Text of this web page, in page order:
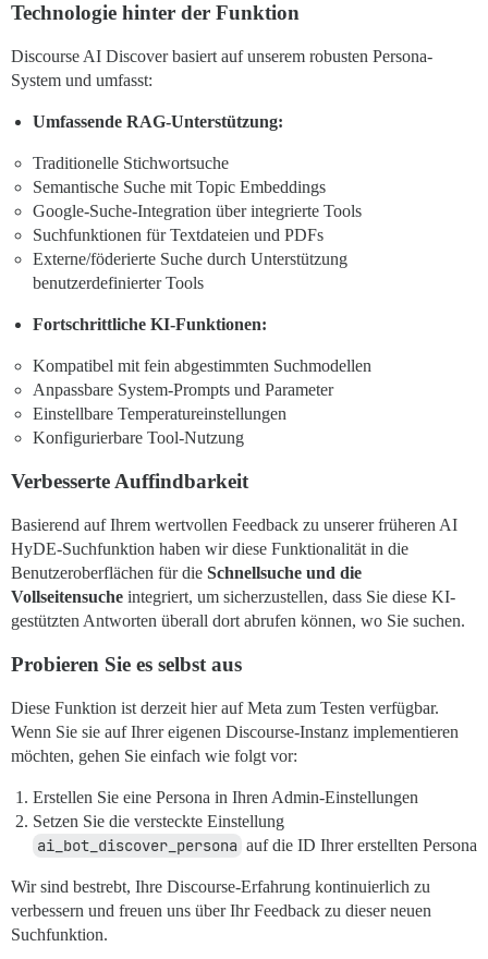
Technologie hinter der Funktion
Discourse AI Discover basiert auf unserem robusten Persona-
System und umfasst:
Umfassende RAG-Unterstützung:
Traditionelle Stichwortsuche
Semantische Suche mit Topic Embeddings
Google-Suche-Integration über integrierte Tools
Suchfunktionen für Textdateien und PDFs
Externe/föderierte Suche durch Unterstützung
benutzerdefinierter Tools
Fortschrittliche KI-Funktionen:
Kompatibel mit fein abgestimmten Suchmodellen
Anpassbare System-Prompts und Parameter
Einstellbare Temperatureinstellungen
Konfigurierbare Tool-Nutzung
Verbesserte Auffindbarkeit
Basierend auf Ihrem wertvollen Feedback zu unserer früheren AI
HyDE-Suchfunktion haben wir diese Funktionalität in die
Benutzeroberflächen für die Schnellsuche und die
Vollseitensuche integriert, um sicherzustellen, dass Sie diese KI-
gestützten Antworten überall dort abrufen können, wo Sie suchen.
Probieren Sie es selbst aus
Diese Funktion ist derzeit hier auf Meta zum Testen verfügbar.
Wenn Sie sie auf Ihrer eigenen Discourse-Instanz implementieren
möchten, gehen Sie einfach wie folgt vor:
Erstellen Sie eine Persona in Ihren Admin-Einstellungen
Setzen Sie die versteckte Einstellung
ai_bot_discover_persona auf die ID Ihrer erstellten Persona
Wir sind bestrebt, Ihre Discourse-Erfahrung kontinuierlich zu
verbessern und freuen uns über Ihr Feedback zu dieser neuen
Suchfunktion.